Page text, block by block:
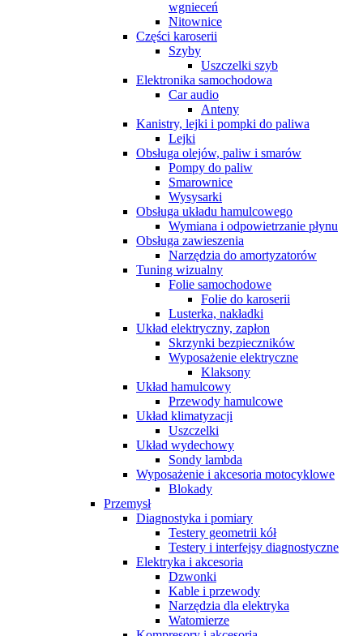
wgnieceń
Nitownice
Części karoserii
Szyby
Uszczelki szyb
Elektronika samochodowa
Car audio
Anteny
Kanistry, lejki i pompki do paliwa
Lejki
Obsługa olejów, paliw i smarów
Pompy do paliw
Smarownice
Wysysarki
Obsługa układu hamulcowego
Wymiana i odpowietrzanie płynu
Obsługa zawieszenia
Narzędzia do amortyzatorów
Tuning wizualny
Folie samochodowe
Folie do karoserii
Lusterka, nakładki
Układ elektryczny, zapłon
Skrzynki bezpieczników
Wyposażenie elektryczne
Klaksony
Układ hamulcowy
Przewody hamulcowe
Układ klimatyzacji
Uszczelki
Układ wydechowy
Sondy lambda
Wyposażenie i akcesoria motocyklowe
Blokady
Przemysł
Diagnostyka i pomiary
Testery geometrii kół
Testery i interfejsy diagnostyczne
Elektryka i akcesoria
Dzwonki
Kable i przewody
Narzędzia dla elektryka
Watomierze